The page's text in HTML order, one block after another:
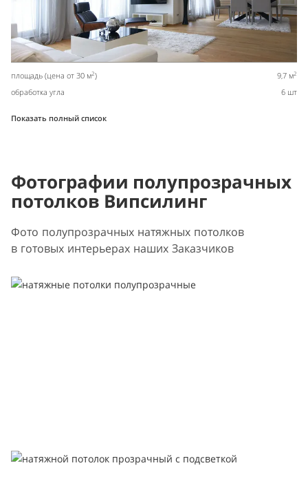
площадь (цена от 30 м2) 9,7 м2
обработка угла 6 шт
Показать полный список
Фотографии полупрозрачных
потолков Випсилинг
Фото полупрозрачных натяжных потолков
в готовых интерьерах наших Заказчиков